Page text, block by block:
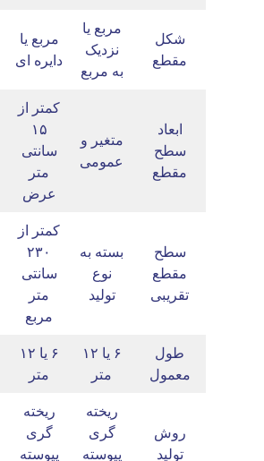
شکل
مقطع
مربع یا
نزدیک
به مربع
مربع یا
دایره ای
ابعاد
سطح
مقطع
متغیر و
عمومی
کمتر از
۱۵
سانتی
متر
عرض
سطح
مقطع
تقریبی
بسته به
نوع
تولید
کمتر از
۲۳۰
سانتی
متر
مربع
طول
معمول
۶ یا ۱۲
متر
۶ یا ۱۲
متر
روش
تولید
ریخته
گری
پیوسته
ریخته
گری
پیوسته